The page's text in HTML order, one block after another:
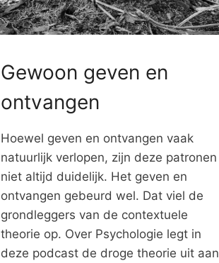
Gewoon geven en
ontvangen
Hoewel geven en ontvangen vaak
natuurlijk verlopen, zijn deze patronen
niet altijd duidelijk. Het geven en
ontvangen gebeurd wel. Dat viel de
grondleggers van de contextuele
theorie op. Over Psychologie legt in
deze podcast de droge theorie uit aan